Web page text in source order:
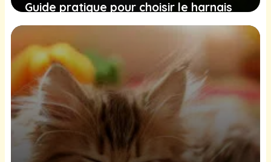
Guide pratique pour choisir le harnais
idéal pour votre chat et rendre ses
promenades plus sûres
5 décembre 2024